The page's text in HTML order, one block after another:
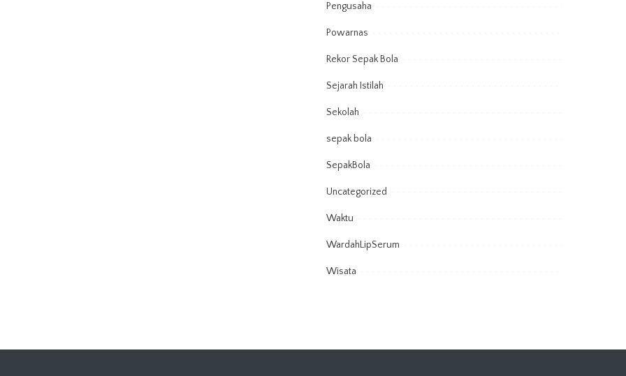
Pengusaha
Powarnas
Rekor Sepak Bola
Sejarah Istilah
Sekolah
sepak bola
SepakBola
Uncategorized
Waktu
WardahLipSerum
Wisata